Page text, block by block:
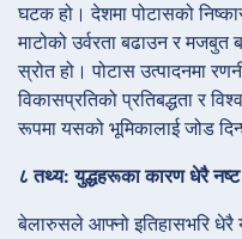
घटक हो। देशमा पोटासको
माटोको उर्वरता बढाउन र मजबुत
स्रोत हो। पोटास उत्पादनमा
विकासप्रतिको प्रतिबद्धता र
रूपमा यसको भूमिकालाई जोड
८ तथ्य: युद्धहरूका कारण धेरै
बेलारुसले आफ्नो इतिहासभरि